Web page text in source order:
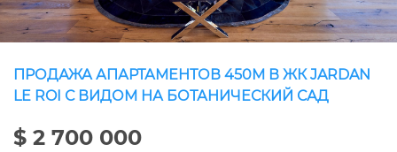
ПРОДАЖА АПАРТАМЕНТОВ 450М В ЖК JARDAN
LE ROI С ВИДОМ НА БОТАНИЧЕСКИЙ САД
$ 2 700 000